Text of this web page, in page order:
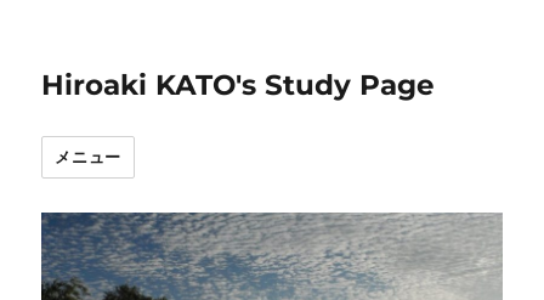
Hiroaki KATO's Study Page
メニュー